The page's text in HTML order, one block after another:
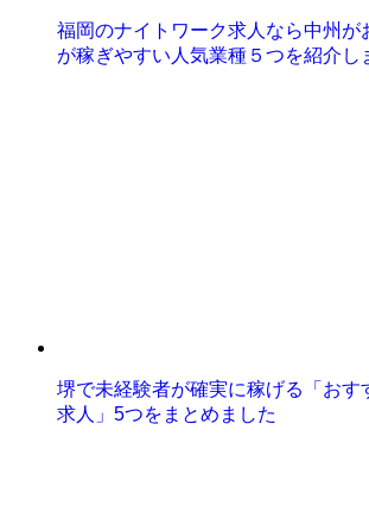
福岡のナイトワーク求人なら中州が
が稼ぎやすい人気業種５つを紹介し
堺で未経験者が確実に稼げる「おす
求人」5つをまとめました